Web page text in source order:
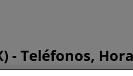
- Teléfonos,